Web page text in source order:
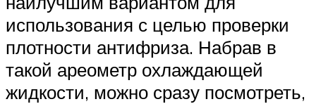
использования с целью проверки
плотности антифриза. Набрав в
такой ареометр охлаждающей
жидкости, можно сразу посмотреть,